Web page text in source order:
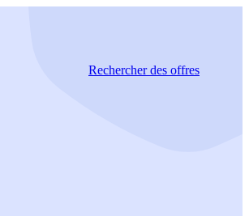
Rechercherdes offres